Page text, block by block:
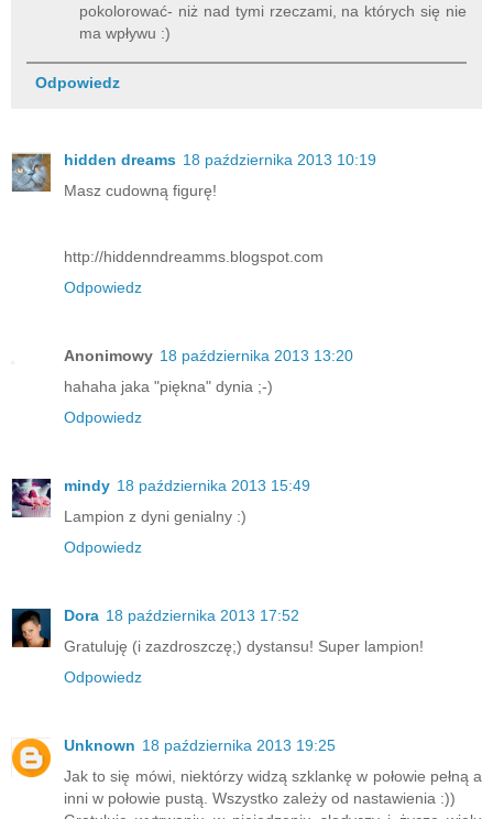
pokolorować- niż nad tymi rzeczami, na których się nie
ma wpływu :)
Odpowiedz
hidden dreams 18 października 2013 10:19
Masz cudowną figurę!
http://hiddenndreamms.blogspot.com
Odpowiedz
Anonimowy 18 października 2013 13:20
hahaha jaka "piękna" dynia ;-)
Odpowiedz
mindy 18 października 2013 15:49
Lampion z dyni genialny :)
Odpowiedz
Dora 18 października 2013 17:52
Gratuluję (i zazdroszczę;) dystansu! Super lampion!
Odpowiedz
Unknown 18 października 2013 19:25
Jak to się mówi, niektórzy widzą szklankę w połowie pełną a
inni w połowie pustą. Wszystko zależy od nastawienia :))